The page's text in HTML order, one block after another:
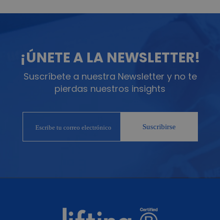
¡ÚNETE A LA NEWSLETTER!
Suscríbete a nuestra Newsletter y no te
pierdas nuestros insights